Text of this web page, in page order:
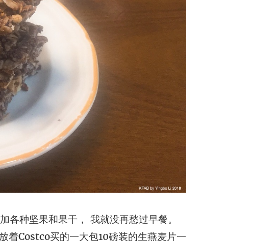
各种坚果和果干， 我就没再愁过早餐。
着Costco买的一大包10磅装的生燕麦片一